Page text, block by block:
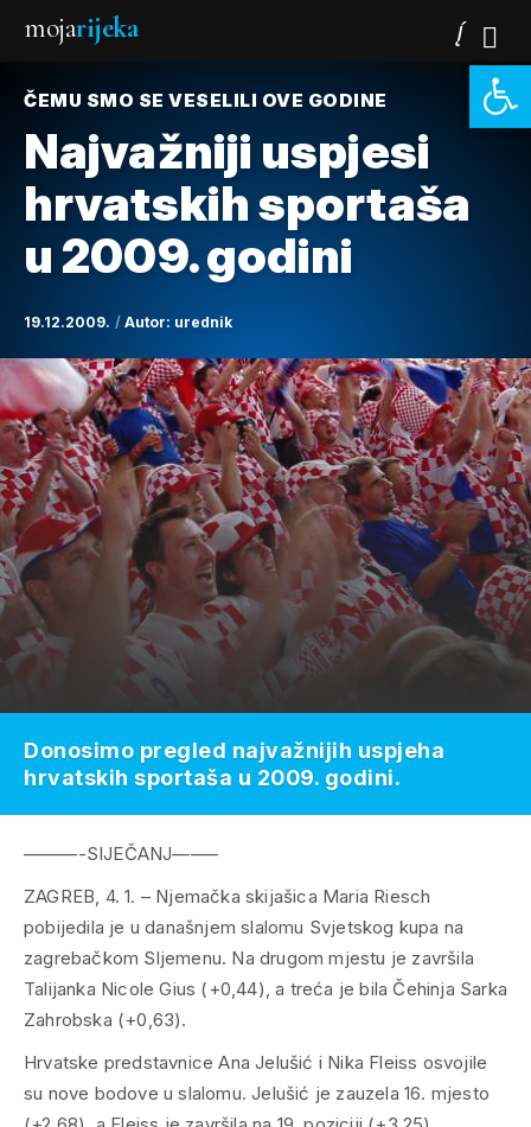
mojarijeka
ČEMU SMO SE VESELILI OVE GODINE
Najvažniji uspjesi
hrvatskih sportaša
u 2009. godini
19.12.2009. Autor: urednik
———-SIJEČANJ——–
ZAGREB, 4. 1. – Njemačka skijašica Maria Riesch
pobijedila je u današnjem slalomu Svjetskog kupa na
zagrebačkom Sljemenu. Na drugom mjestu je završila
Talijanka Nicole Gius (+0,44), a treća je bila Čehinja Sarka
Zahrobska (+0,63).
Hrvatske predstavnice Ana Jelušić i Nika Fleiss osvojile
su nove bodove u slalomu. Jelušić je zauzela 16. mjesto
Donosimo pregled najvažnijih uspjeha
hrvatskih sportaša u 2009. godini.